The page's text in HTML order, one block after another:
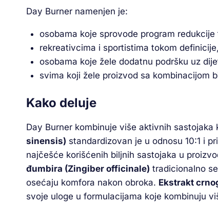
Day Burner namenjen je:
osobama koje sprovode program redukcije
rekreativcima i sportistima tokom definicije,
osobama koje žele dodatnu podršku uz
svima koji žele proizvod sa kombinacijom
Kako deluje
Day Burner kombinuje više aktivnih
sinensis) standardizovan je u odnosu 10:1 i
najčešće korišćenih biljnih sastojaka u
đumbira (Zingiber officinale) tradicionalno
osećaju komfora nakon obroka. Ekstrakt
svoje uloge u formulacijama koje kombinuju